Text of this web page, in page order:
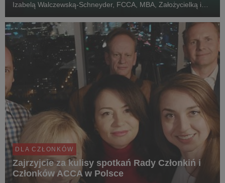
Izabelą Walczewską-Schneyder, FCCA, MBA, Założycielką i
DLA CZŁONKÓW
Zajrzyjcie za kulisy spotkań Rady Członkiń i
Członków ACCA w Polsce